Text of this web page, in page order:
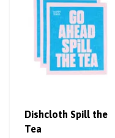
Dishcloth Spill the
Tea